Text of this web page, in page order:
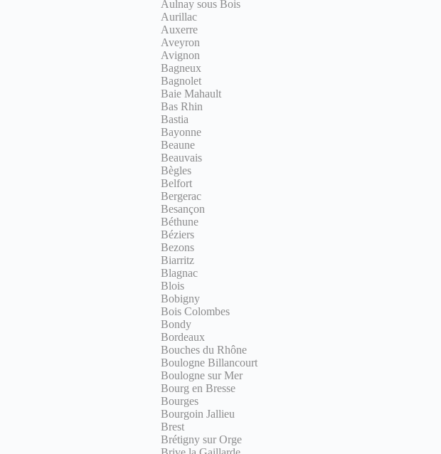
Aulnay sous Bois
Aurillac
Auxerre
Aveyron
Avignon
Bagneux
Bagnolet
Baie Mahault
Bas Rhin
Bastia
Bayonne
Beaune
Beauvais
Bègles
Belfort
Bergerac
Besançon
Béthune
Béziers
Bezons
Biarritz
Blagnac
Blois
Bobigny
Bois Colombes
Bondy
Bordeaux
Bouches du Rhône
Boulogne Billancourt
Boulogne sur Mer
Bourg en Bresse
Bourges
Bourgoin Jallieu
Brest
Brétigny sur Orge